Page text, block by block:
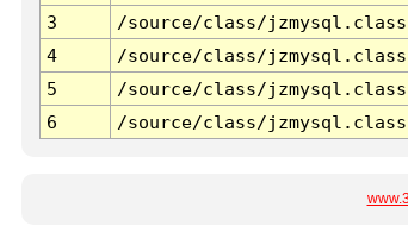
3
/source/class/
4
/source/class/
5
/source/class/
6
/source/class/